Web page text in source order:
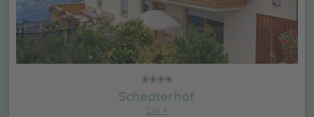
Scheaterhof
CIN +